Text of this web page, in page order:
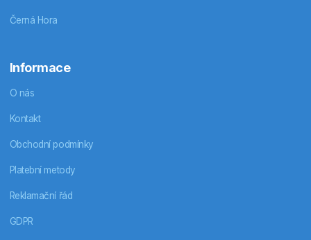
Černá Hora
Informace
O nás
Kontakt
Obchodní podmínky
Platební metody
Reklamační řád
GDPR